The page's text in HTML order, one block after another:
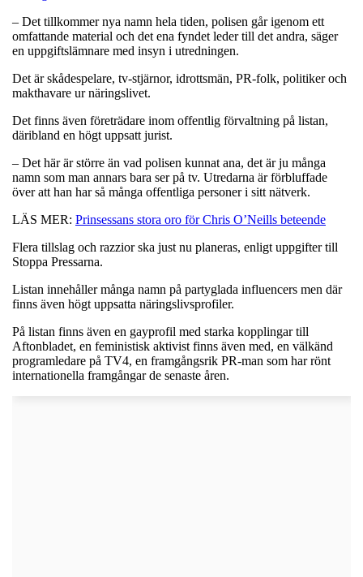
– Det tillkommer nya namn hela tiden, polisen går igenom ett
omfattande material och det ena fyndet leder till det andra, säger
en uppgiftslämnare med insyn i utredningen.
Det är skådespelare, tv-stjärnor, idrottsmän, PR-folk, politiker och
makthavare ur näringslivet.
Det finns även företrädare inom offentlig förvaltning på listan,
däribland en högt uppsatt jurist.
– Det här är större än vad polisen kunnat ana, det är ju många
namn som man annars bara ser på tv. Utredarna är förbluffade
över att han har så många offentliga personer i sitt nätverk.
LÄS MER: Prinsessans stora oro för Chris O’Neills beteende
Flera tillslag och razzior ska just nu planeras, enligt uppgifter till
Stoppa Pressarna.
Listan innehåller många namn på partyglada influencers men där
finns även högt uppsatta näringslivsprofiler.
På listan finns även en gayprofil med starka kopplingar till
Aftonbladet, en feministisk aktivist finns även med, en välkänd
programledare på TV4, en framgångsrik PR-man som har rönt
internationella framgångar de senaste åren.